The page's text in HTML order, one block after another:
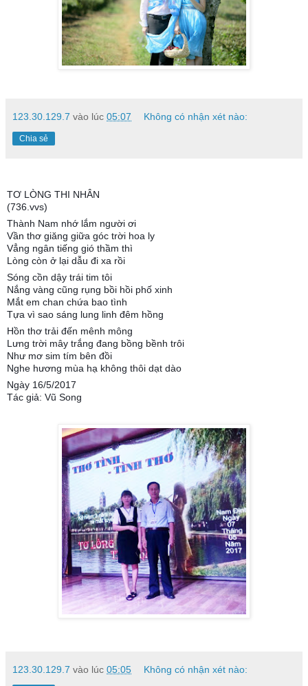
123.30.129.7 vào lúc 05:07 Không có nhận xét nào:
Chia sẻ
TƠ LÒNG THI NHÂN
(736.vvs)
Thành Nam nhớ lắm người ơi
Vần thơ giăng giữa góc trời hoa ly
Vẳng ngân tiếng gió thầm thì
Lòng còn ở lại dẫu đi xa rồi
Sóng cồn dậy trái tim tôi
Nắng vàng cũng rụng bồi hồi phố xinh
Mắt em chan chứa bao tình
Tựa vì sao sáng lung linh đêm hồng
Hồn thơ trải đến mênh mông
Lưng trời mây trắng đang bồng bềnh trôi
Như mơ sim tím bên đồi
Nghe hương mùa hạ không thôi dạt dào
Ngày 16/5/2017
Tác giả: Vũ Song
123.30.129.7 vào lúc 05:05 Không có nhận xét nào: